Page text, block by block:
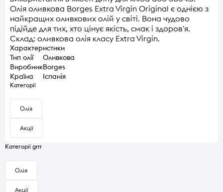
Олія оливкова Borges Extra Virgin Original є однією з
найкращих оливкових олій у світі. Вона чудово
підійде для тих, хто цінує якість, смак і здоров'я.
Склад: оливкова олія класу Extra Virgin.
Характеристики
Тип олії
Оливкова
ВиробникBorges
Країна
Іспанія
Категорії
Олія
Акції
Категорії grrr
Олія
Акції